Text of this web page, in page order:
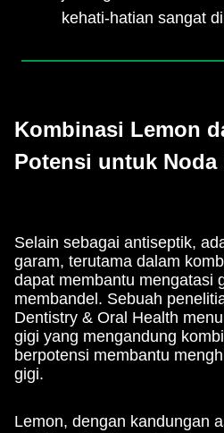
kehati-hatian sangat
Kombinasi Lemon
Potensi untuk Noda
Selain sebagai antiseptik,
garam, terutama dalam
dapat membantu mengatasi
membandel. Sebuah
Dentistry & Oral Health
gigi yang mengandung
berpotensi membantu
gigi.
Lemon, dengan kandungan